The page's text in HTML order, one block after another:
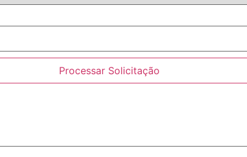
Processar Solicitação